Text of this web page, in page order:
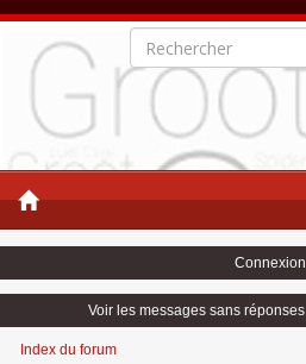
Connexion
Voir les messages sans réponses
Index du forum